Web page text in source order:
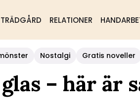
TRÄDGÅRD RELATIONER
Nostalgi Gratis noveller
– här är